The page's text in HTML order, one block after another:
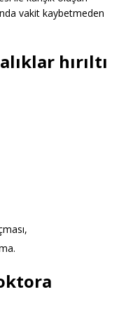
vakit kaybetmeden
hırıltı